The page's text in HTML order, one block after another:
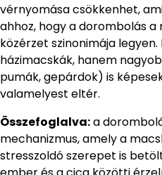
vérnyomása csökkenhet,
ahhoz, hogy a dorombolás a
közérzet szinonimája
házimacskák, hanem
pumák, gepárdok) is
valamelyest eltér.
Összefoglalva:a
mechanizmus, amely a
stresszoldó szerepet is